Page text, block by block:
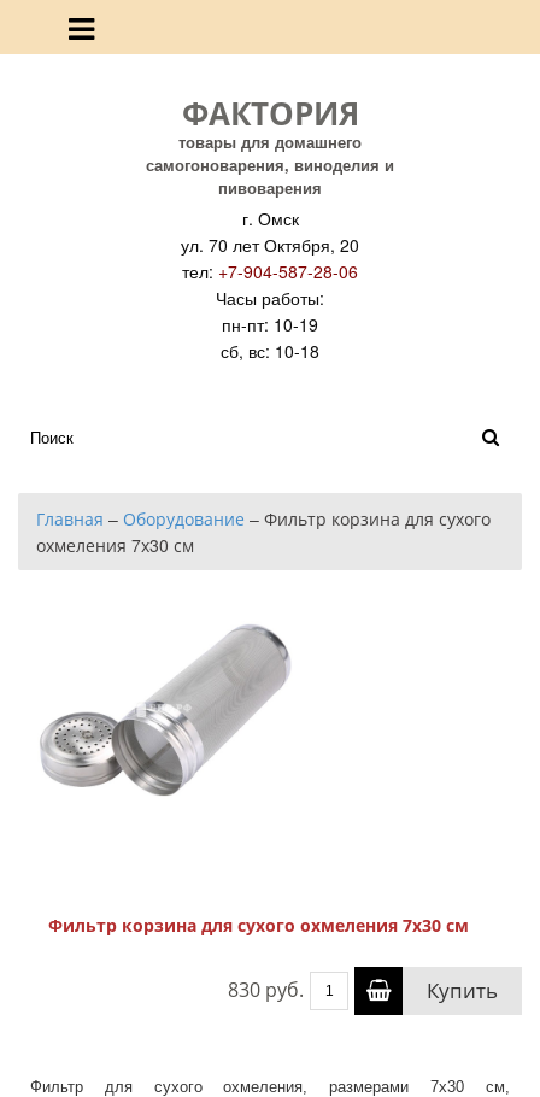
ФАКТОРИЯ
товары для домашнего
самогоноварения, виноделия и
пивоварения
г. Омск
ул. 70 лет Октября, 20
тел: +7-904-587-28-06
Часы работы:
пн-пт: 10-19
сб, вс: 10-18
Главная – Оборудование – Фильтр корзина для сухого
охмеления 7х30 см
Фильтр корзина для сухого охмеления 7х30 см
830 руб. Купить
Фильтр для сухого охмеления, размерами 7х30 см,